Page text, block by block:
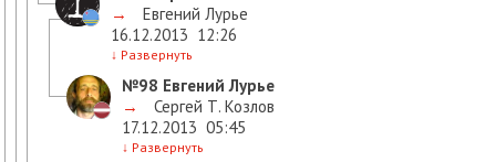
→
Евгений Лурье
16.12.2013 12:26
↓ Развернуть
№98 Евгений Лурье
→
Сергей Т. Козлов
17.12.2013 05:45
↓ Развернуть